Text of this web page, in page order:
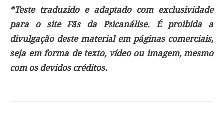
*Teste traduzido e adaptado com exclusividade
para o site Fãs da Psicanálise. É proibida a
divulgação deste material em páginas comerciais,
seja em forma de texto, vídeo ou imagem, mesmo
com os devidos créditos.